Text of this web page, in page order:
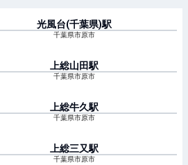
光風台(千葉県)駅
千葉県市原市
上総山田駅
千葉県市原市
上総牛久駅
千葉県市原市
上総三又駅
千葉県市原市